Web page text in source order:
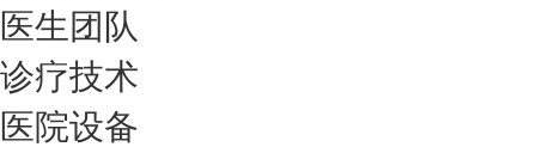
医生团队
诊疗技术
医院设备